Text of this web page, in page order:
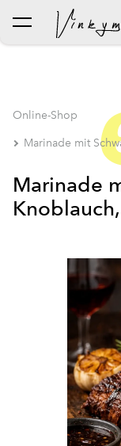
wurde dem
hinzugefügt..
Online-Shop
Marinade mit
Marinade